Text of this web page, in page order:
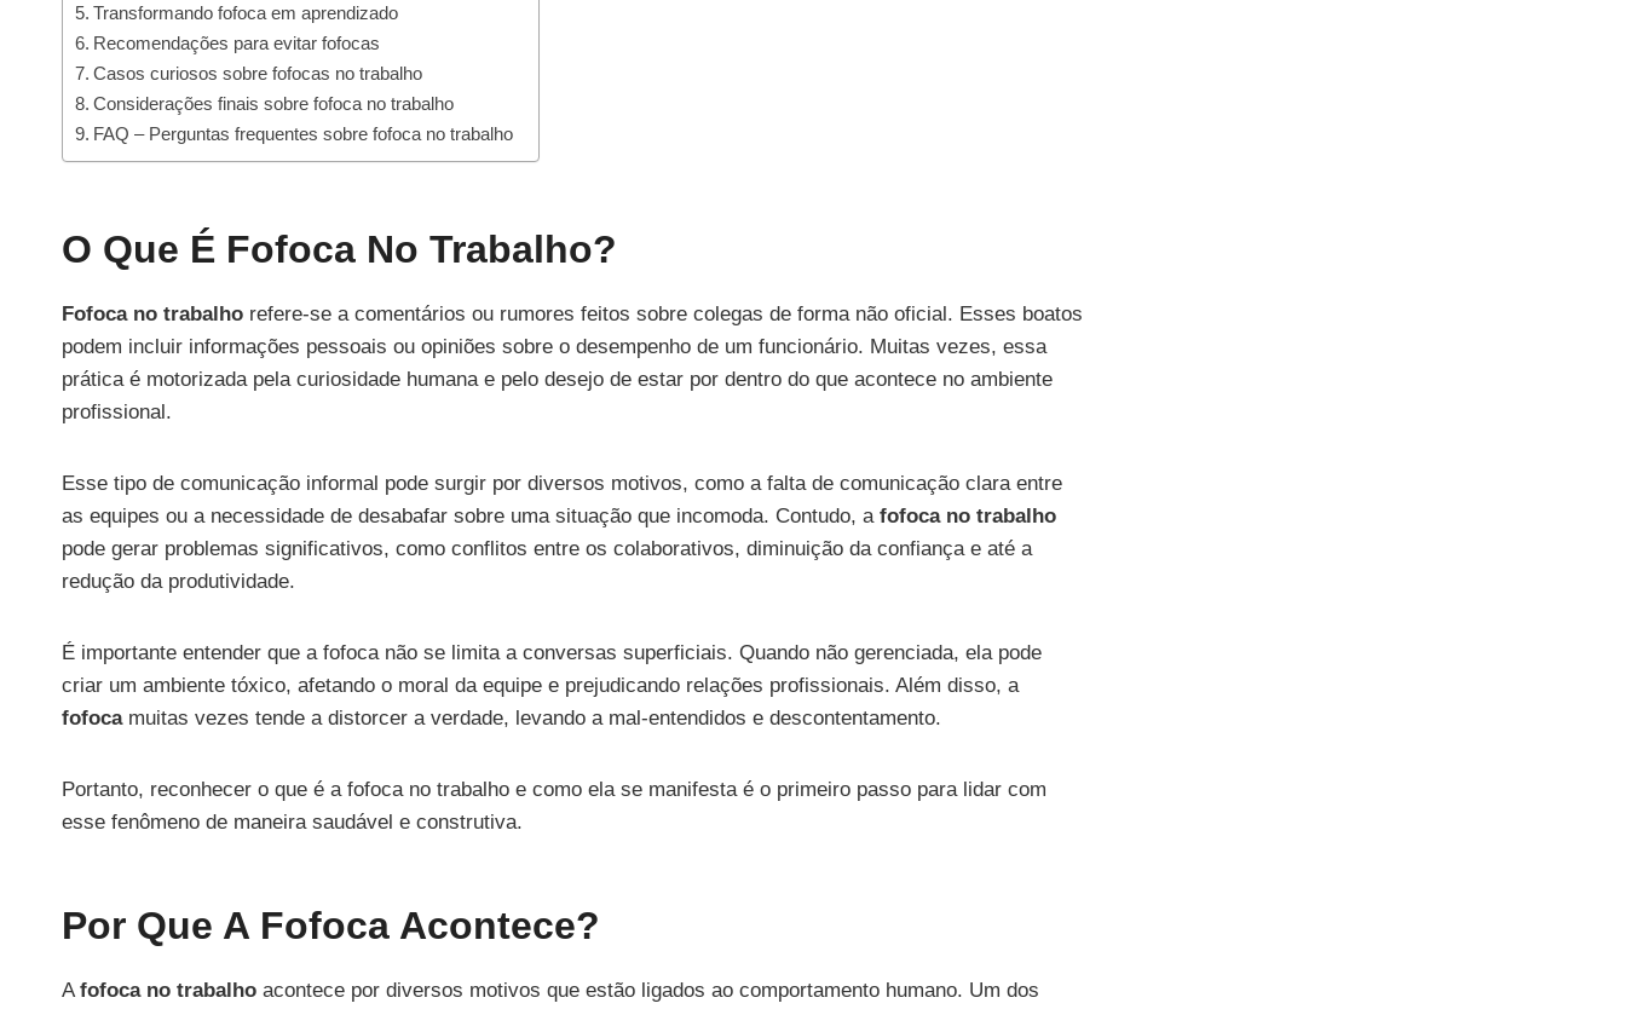
Transformando fofoca em aprendizado
Recomendações para evitar fofocas
Casos curiosos sobre fofocas no trabalho
Considerações finais sobre fofoca no trabalho
FAQ – Perguntas frequentes sobre fofoca no trabalho
O Que É Fofoca No Trabalho?
Fofoca no trabalho refere-se a comentários ou rumores feitos sobre colegas de forma não oficial. Esses boatos
podem incluir informações pessoais ou opiniões sobre o desempenho de um funcionário. Muitas vezes, essa
prática é motorizada pela curiosidade humana e pelo desejo de estar por dentro do que acontece no ambiente
profissional.
Esse tipo de comunicação informal pode surgir por diversos motivos, como a falta de comunicação clara entre
as equipes ou a necessidade de desabafar sobre uma situação que incomoda. Contudo, a fofoca no trabalho
pode gerar problemas significativos, como conflitos entre os colaborativos, diminuição da confiança e até a
redução da produtividade.
É importante entender que a fofoca não se limita a conversas superficiais. Quando não gerenciada, ela pode
criar um ambiente tóxico, afetando o moral da equipe e prejudicando relações profissionais. Além disso, a
fofocamuitas vezes tende a distorcer a verdade, levando a mal-entendidos e descontentamento.
Portanto, reconhecer o que é a fofoca no trabalho e como ela se manifesta é o primeiro passo para lidar com
esse fenômeno de maneira saudável e construtiva.
Por Que A Fofoca Acontece?
A fofoca no trabalho acontece por diversos motivos que estão ligados ao comportamento humano. Um dos